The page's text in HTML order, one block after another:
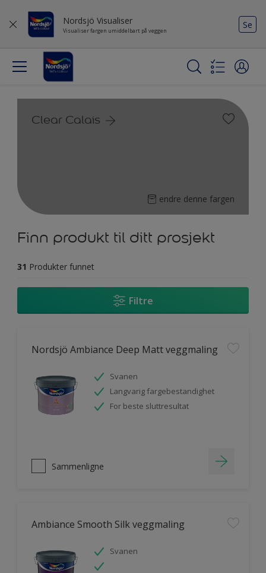
Nordsjö Visualiser
Visualiser fargen umiddelbart på veggen
Se
Clear Calais
endre denne fargen
Finn produkt til ditt prosjekt
31 Produkter funnet
Filtre
Nordsjö Ambiance Deep Matt veggmaling
Svanen
Langvarig fargebestandighet
For beste sluttresultat
Sammenligne
Ambiance Smooth Silk veggmaling
Svanen